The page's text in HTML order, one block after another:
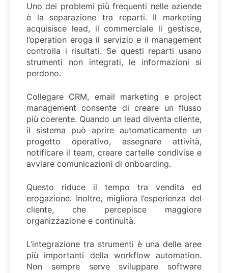
Uno dei problemi più frequenti nelle aziende
è la separazione tra reparti. Il marketing
acquisisce lead, il commerciale li gestisce,
l’operation eroga il servizio e il management
controlla i risultati. Se questi reparti usano
strumenti non integrati, le informazioni si
perdono.
Collegare CRM, email marketing e project
management consente di creare un flusso
più coerente. Quando un lead diventa cliente,
il sistema può aprire automaticamente un
progetto operativo, assegnare attività,
notificare il team, creare cartelle condivise e
avviare comunicazioni di onboarding.
Questo riduce il tempo tra vendita ed
erogazione. Inoltre, migliora l’esperienza del
cliente, che percepisce maggiore
organizzazione e continuità.
L’integrazione tra strumenti è una delle aree
più importanti della workflow automation.
Non sempre serve sviluppare software